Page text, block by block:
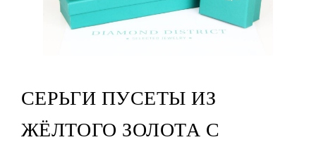
СЕРЬГИ ПУСЕТЫ ИЗ
ЖЁЛТОГО ЗОЛОТА С